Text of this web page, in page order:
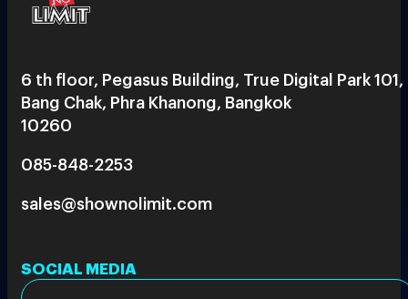
6 th floor, Pegasus Building, True Digital Park 101,
Bang Chak, Phra Khanong, Bangkok
10260
085-848-2253
sales@shownolimit.com
SOCIAL MEDIA